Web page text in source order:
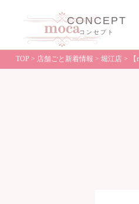
CONCEPT
コンセプト
TOP > 店舗ごと新着情報 > 堀江店>